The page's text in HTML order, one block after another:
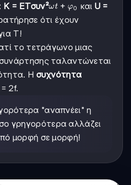
K = ETσυν²ωt
+
φ₀
ωt + φ0 και U =
ότι έχουν
T!
το τετράγωνο μιας
ταλαντώνεται
Η συχνότητα
2f.
"αναπνέει" η
γρηγορότερα αλλάζει
μορφή σε μορφή!